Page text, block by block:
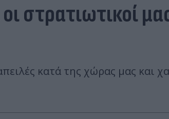
στρατιωτικοί
κατά της χώρας μας και